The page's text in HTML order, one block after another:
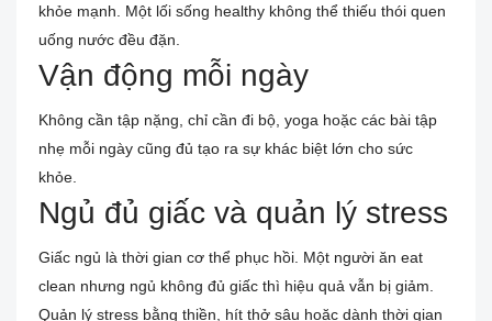
khỏe mạnh. Một lối sống healthy không thể thiếu thói quen
uống nước đều đặn.
Vận động mỗi ngày
Không cần tập nặng, chỉ cần đi bộ, yoga hoặc các bài tập
nhẹ mỗi ngày cũng đủ tạo ra sự khác biệt lớn cho sức
khỏe.
Ngủ đủ giấc và quản lý stress
Giấc ngủ là thời gian cơ thể phục hồi. Một người ăn eat
clean nhưng ngủ không đủ giấc thì hiệu quả vẫn bị giảm.
Quản lý stress bằng thiền, hít thở sâu hoặc dành thời gian